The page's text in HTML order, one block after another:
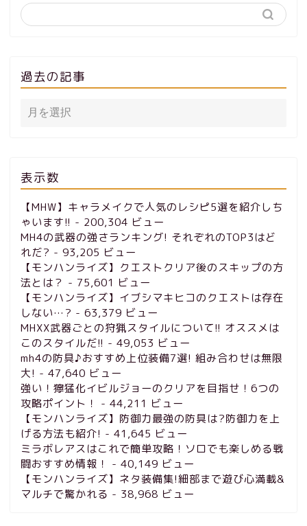
過去の記事
表示数
【MHW】キャラメイクで人気のレシピ5選を紹介しち
ゃいます!! - 200,304 ビュー
MH4の武器の強さランキング! それぞれのTOP3はど
れだ? - 93,205 ビュー
【モンハンライズ】クエストクリア後のスキップの方
法とは？ - 75,601 ビュー
【モンハンライズ】イブシマキヒコのクエストは存在
しない…? - 63,379 ビュー
MHXX武器ごとの狩猟スタイルについて!! オススメは
このスタイルだ!! - 49,053 ビュー
mh4の防具♪おすすめ上位装備7選! 組み合わせは無限
大! - 47,640 ビュー
強い！獰猛化イビルジョーのクリアを目指せ！6つの
攻略ポイント！
- 44,211 ビュー
【モンハンライズ】防御力最強の防具は?防御力を上
げる方法も紹介! - 41,645 ビュー
ミラボレアスはこれで簡単攻略！ソロでも楽しめる戦
闘おすすめ情報！
- 40,149 ビュー
【モンハンライズ】ネタ装備集!細部まで遊び心満載&
マルチで驚かれる - 38,968 ビュー